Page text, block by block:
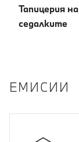
Тапицерия на
седалките
EМИСИИ